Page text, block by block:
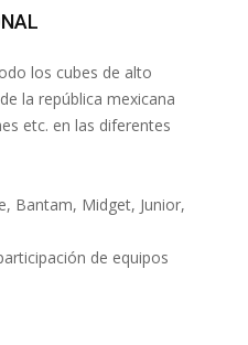
los cubes de alto
la república mexicana
etc. en las diferentes
Bantam, Midget, Junior,
de equipos